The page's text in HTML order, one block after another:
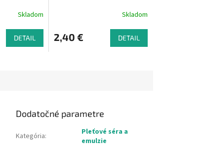
Skladom
DETAIL
polyglutamovou 20 mlSkladom
2,40 € DETAIL
Dodatočné parametre
Kategória:
Pleťové séra a
emulzie